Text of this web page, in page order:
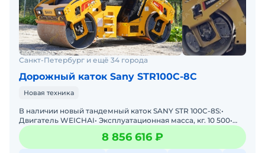
Санкт-Петербург и ещё 34 города
Дорожный каток Sany STR100C-8C
Новая техника
В наличии новый тандемный каток SANY STR 100C-8S:•
Двигатель WЕIСНАI• Эксплуатационная масса, кг. 10 500•
Нагрузка на ось, переднею, кг. 5 250&bu
8 856 616 ₽